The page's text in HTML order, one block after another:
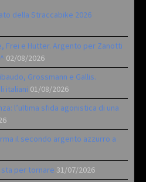
della Straccabike 2026
Frei e Hutter. Argento per Zanotti
02/08/2026
Grossmann e Gallis.
italiani 01/08/2026
l’ultima sfida agonistica di una
il secondo argento azzurro a
sta per tornare 31/07/2026